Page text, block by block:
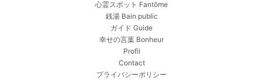
心霊スポット Fantôme
銭湯 Bain public
ガイド Guide
幸せの言葉 Bonheur
Profil
Contact
プライバシーポリシー